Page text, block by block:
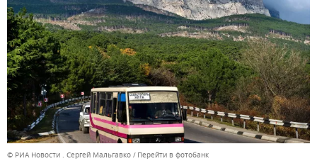
© РИА Новости . Сергей Мальгавко Перейти в фотобанк